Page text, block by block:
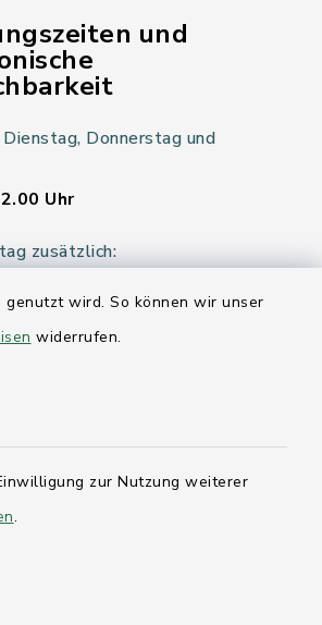
wird. So können wir unser
widerrufen.
zur Nutzung weiterer
.
und
Donnerstag und
Uhr
zusätzlich: